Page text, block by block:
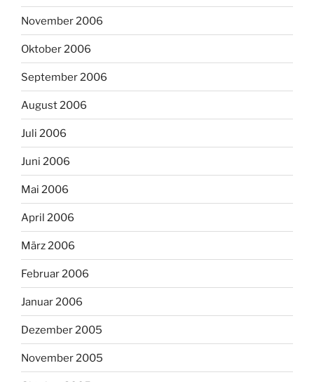
November 2006
Oktober 2006
September 2006
August 2006
Juli 2006
Juni 2006
Mai 2006
April 2006
März 2006
Februar 2006
Januar 2006
Dezember 2005
November 2005